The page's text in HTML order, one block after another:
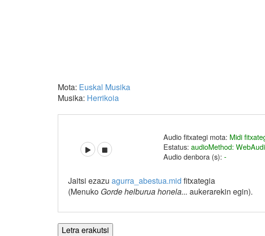
Mota: Euskal Musika
Musika: Herrikoia
Audio fitxategi mota: Midi
Estatus: audioMethod:
Audio denbora (s): -
Jaitsi ezazu agurra_abestua.mid fitxategia
(Menuko Gorde helburua honela... aukerarekin egin).
Letra erakutsi